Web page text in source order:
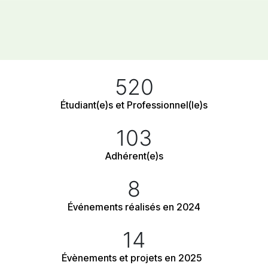
520
Étudiant(e)s et Professionnel(le)s
103
Adhérent(e)s
8
Événements réalisés en 2024
14
Évènements et projets en 2025